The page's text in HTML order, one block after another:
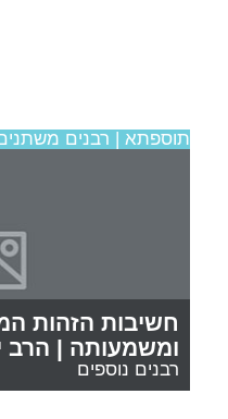
תוספתא | רבנים
חשיבות הזהות
ומשמעותה | הרב
רבנים נוספים